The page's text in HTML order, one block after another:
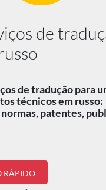
de
de tradução para
técnicos em russo:
patentes,
RÁPIDO